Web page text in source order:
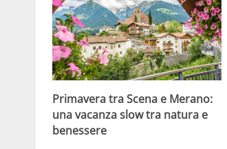
Primavera tra Scena e Merano:
una vacanza slow tra natura e
benessere